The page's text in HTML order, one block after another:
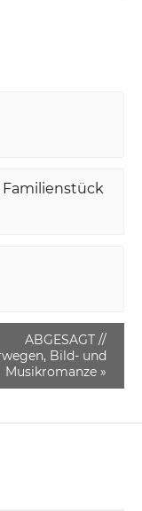
ABGESAGT //
Bild- und
Musikromanze »